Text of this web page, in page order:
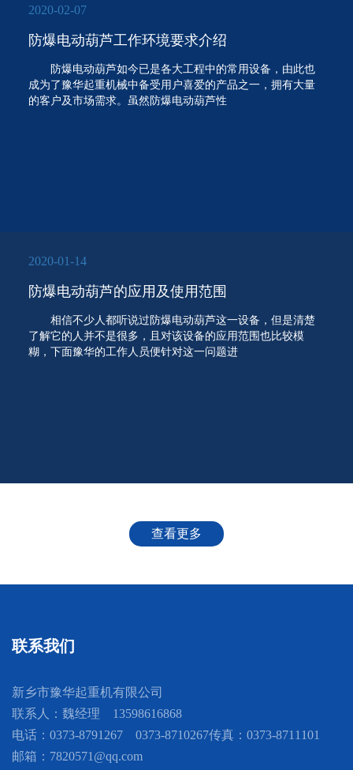
2020-02-07
防爆电动葫芦工作环境要求介绍
防爆电动葫芦如今已是各大工程中的常用设备，由此也
成为了豫华起重机械中备受用户喜爱的产品之一，拥有大量
的客户及市场需求。虽然防爆电动葫芦性
2020-01-14
防爆电动葫芦的应用及使用范围
相信不少人都听说过防爆电动葫芦这一设备，但是清楚
了解它的人并不是很多，且对该设备的应用范围也比较模
糊，下面豫华的工作人员便针对这一问题进
查看更多
联系我们
新乡市豫华起重机有限公司
联系人：魏经理 13598616868
电话：0373-8791267 0373-8710267传真：0373-8711101
邮箱：7820571@qq.com